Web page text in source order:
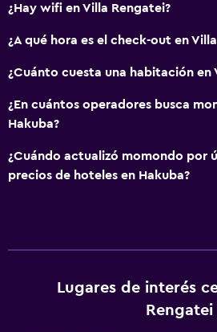
¿Hay wifi en Villa Rengatei?
¿A qué hora es el check-out en
¿Cuánto cuesta una habitación en
¿En cuántos operadores busca
Hakuba?
¿Cuándo actualizó momondo por
precios de hoteles en Hakuba?
Lugares de interés
Rengatei